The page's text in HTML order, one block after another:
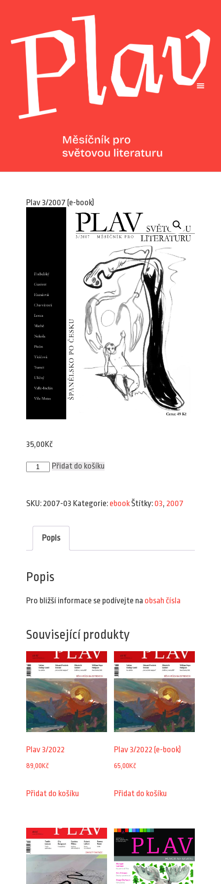
Plav 3/2007 (e-book)
35,00Kč
Plav
3/2007
Přidat do košíku
SKU: 2007-03 Kategorie: ebookŠtítky: 03, 2007
Popis
Popis
Pro bližší informace se podívejte na obsah čísla
Související produkty
Plav 3/2022
89,00Kč
Přidat do košíku
Plav 3/2022 (e-book)
65,00Kč
Přidat do košíku